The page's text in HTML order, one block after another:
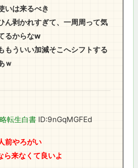
いは来るべき
ん剥かれすぎて、一周周って気
るからなw
もういい加減そこへシフトする
ｗ
転生白書 ID:9nGqMGFEd
前やろがい
来なくて良いよ